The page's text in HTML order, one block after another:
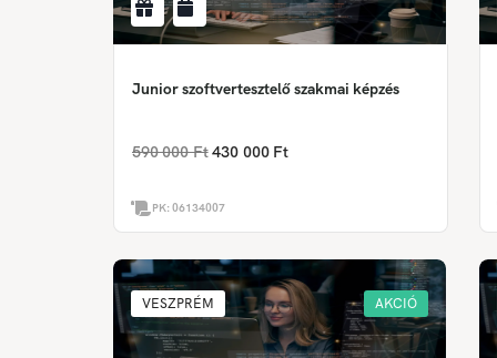
Junior szoftvertesztelő szakmai képzés
590 000 Ft 430 000 Ft
PK:06134007
VESZPRÉM AKCIÓ